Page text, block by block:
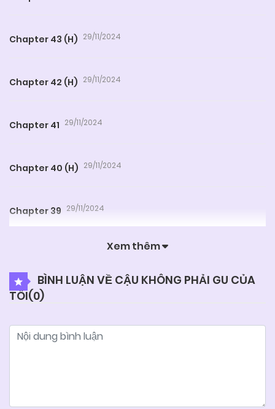
Chapter 43 (H) 29/11/2024
Chapter 42 (H) 29/11/2024
Chapter 41 29/11/2024
Chapter 40 (H) 29/11/2024
Chapter 39 29/11/2024
Chapter 37
Chapter 36 (H) 29/11/2024
Xem thêm
BÌNH LUẬN VỀ CẬU KHÔNG PHẢI GU CỦA
TÔI(0)